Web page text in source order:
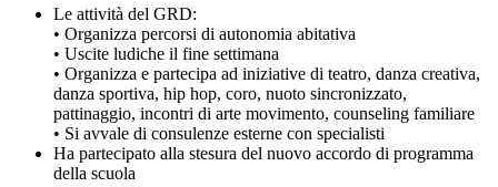
Le attività del GRD:
• Organizza percorsi di autonomia abitativa
• Uscite ludiche il fine settimana
• Organizza e partecipa ad iniziative di teatro, danza creativa,
danza sportiva, hip hop, coro, nuoto sincronizzato,
pattinaggio, incontri di arte movimento, counseling familiare
• Si avvale di consulenze esterne con specialisti
Ha partecipato alla stesura del nuovo accordo di programma
della scuola